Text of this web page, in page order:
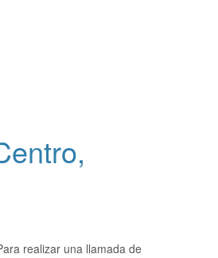
realizar una llamada de